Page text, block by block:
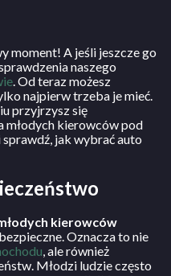
moment! A jeśli jeszcze go
naszego
. Od teraz możesz
najpierw trzeba je mieć.
przyjrzysz się
młodych kierowców pod
jak wybrać auto
kierowców
Oznacza to nie
, ale również
Młodzi ludzie często